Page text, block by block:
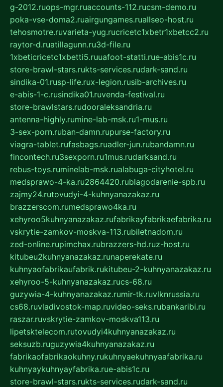
g-2012.ruops-mgr.ruaccounts-112.rucsm-demo.ru
poka-vse-doma2.ruairgungames.ruallseo-host.ru
tehosmotre.ruvarieta-yug.rucricetc1xbetr1xbetcc2.ru
raytor-d.ruatillagunn.ru3d-file.ru
1xbeticricetc1xbetti5.ruuafoot-statti.rue-abis1c.ru
store-brawl-stars.rukts-services.rudark-sand.ru
sindika-01.rusp-life.rux-legion.rusib-archives.ru
e-abis-1-c.rusindika01.ruvenda-festival.ru
store-brawlstars.rudooraleksandria.ru
antenna-highly.rumine-lab-msk.ru1-mus.ru
3-sex-porn.ruban-damn.rupurse-factory.ru
viagra-tablet.rufasbags.ruadler-jun.rubandamn.ru
fincontech.ru3sexporn.ru1mus.rudarksand.ru
rebus-toys.ruminelab-msk.rualabuga-cityhotel.ru
medsprawo-4-ka.ru2864420.rublagodarenie-spb.ru
zajmy24.rutovudyi-4-kuhnyanazakaz.ru
brazzerscom.rumedsprawo4ka.ru
xehyroo5kuhnyanazakaz.rufabrikayfabrikaefabrika.ru
vskrytie-zamkov-moskva-113.rubiletnadom.ru
zed-online.rupimchax.rubrazzers-hd.ruz-host.ru
kitubeu2kuhnyanazakaz.runaperekate.ru
kuhnyaofabrikaufabrik.rukitubeu-2-kuhnyanazakaz.ru
xehyroo-5-kuhnyanazakaz.rucs-68.ru
guzywia-4-kuhnyanazakaz.rumir-tk.ruvlknrussia.ru
cs68.ruvladivostok-map.ruvideo-seks.rubankaribi.ru
raszar.ruvskrytie-zamkov-moskva113.ru
lipetsktelecom.rutovudyi4kuhnyanazakaz.ru
seksuzb.ruguzywia4kuhnyanazakaz.ru
fabrikaofabrikaokuhny.rukuhnyaekuhnyaafabrika.ru
kuhnyaykuhnyayfabrika.rue-abis1c.ru
store-brawl-stars.rukts-services.rudark-sand.ru